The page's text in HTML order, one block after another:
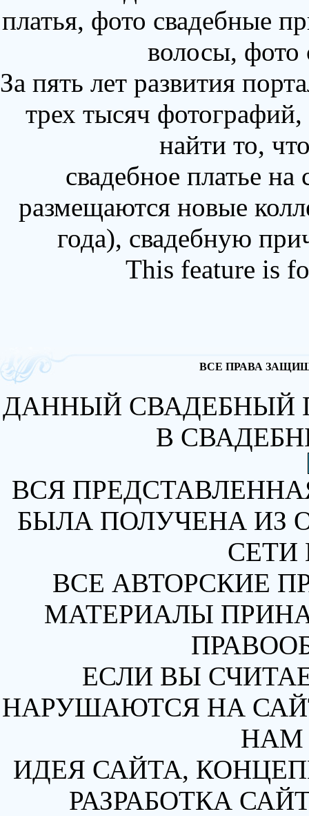
платья, фото свадебные
волосы,
За пять лет развития
трех тысяч
найти то,
свадебное платье
размещаются новые
года), свадебную
This feature is
ВСЕ ПРАВА
ДАННЫЙ СВАДЕБНЫЙ
В
ВСЯ
БЫЛА ПОЛУЧЕНА ИЗ
СЕТИ
ВСЕ АВТОРСКИЕ
МАТЕРИАЛЫ
ЕСЛИ ВЫ
НАРУШАЮТСЯ НА
НАМ
ИДЕЯ САЙТА,
РАЗРАБОТКА